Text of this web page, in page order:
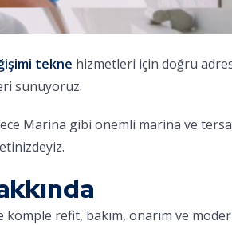
tekne hizmetleri için doğru
sunuyoruz.
Marina gibi önemli marina ve
refit, bakım, onarım ve